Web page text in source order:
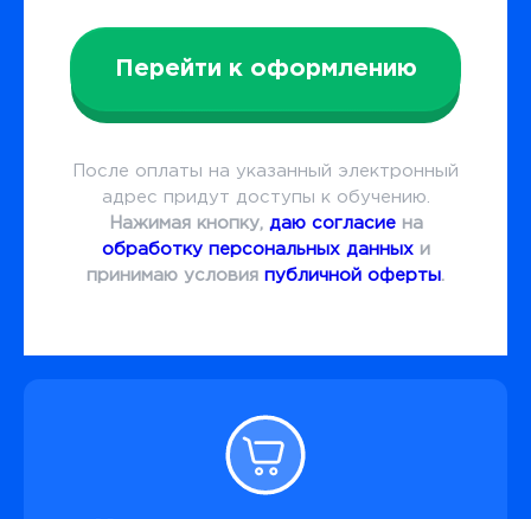
Перейти к оформлению
После оплаты на указанный электронный
адрес придут доступы к обучению.
Нажимая кнопку, даю согласиена
обработку персональных данныхи
принимаю условия публичной оферты.